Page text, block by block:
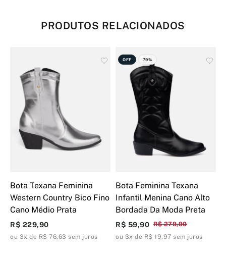
PRODUTOS RELACIONADOS
Bota Texana Feminina
Western Country Bico Fino
Cano Médio Prata
R$ 229,90
ou 3x de R$ 76,63 sem juros
OFF 79%
Bota Feminina Texana
Infantil Menina Cano Alto
Bordada Da Moda Preta
R$ 279,90
R$ 59,90
ou 3x de R$ 19,97 sem juros